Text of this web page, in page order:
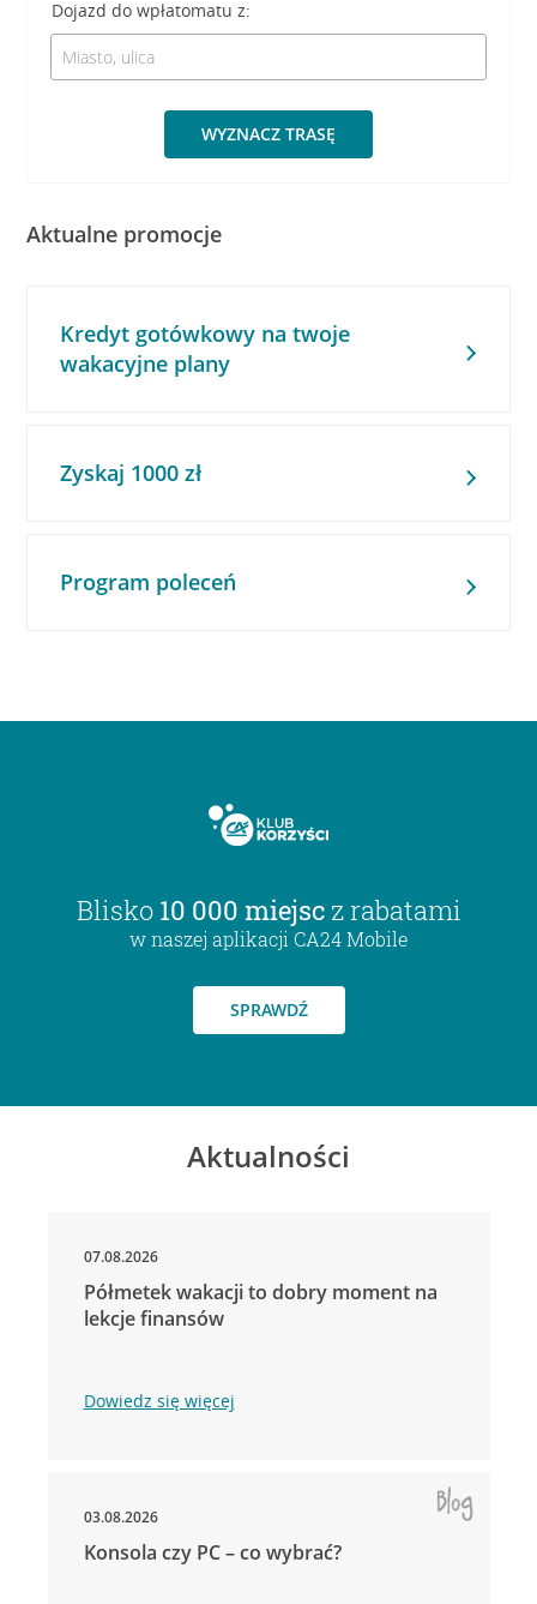
Dojazd do wpłatomatu z:
WYZNACZ TRASĘ
Aktualne promocje
Kredyt gotówkowy na twoje
wakacyjne plany
Zyskaj 1000 zł
Program poleceń
Blisko 10 000 miejsc z rabatami
w naszej aplikacji CA24 Mobile
SPRAWDŹ
Aktualności
07.08.2026
Półmetek wakacji to dobry moment na
lekcje finansów
Dowiedz się więcej
03.08.2026
Konsola czy PC – co wybrać?